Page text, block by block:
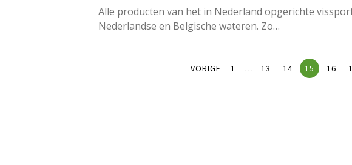
Alle producten van het in Nederland opgerichte
Nederlandse en Belgische wateren. Zo…
VORIGE 1 … 13 14 15 16